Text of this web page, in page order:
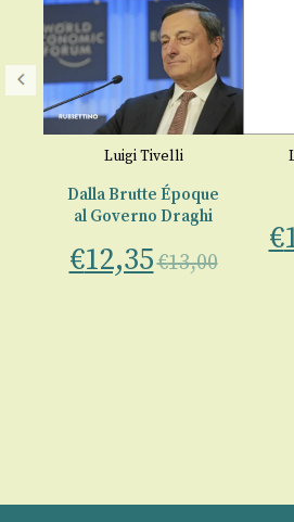
Luigi Tivelli
Dalla Brutte Époque
al Governo Draghi
€12,35€13,00
€